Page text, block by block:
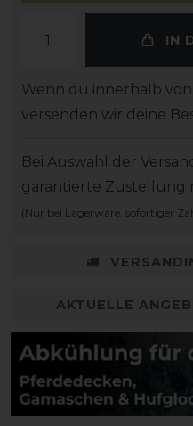
IN
Wenn du innerhalb von
versenden wir deine
Bei Auswahl der
garantierte Zustellung
(Nur bei Lagerware, sofortiger
AKTUELLE